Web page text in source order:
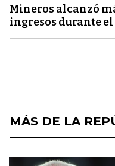
Mineros alcanzó
ingresos durante
MÁS DE LA